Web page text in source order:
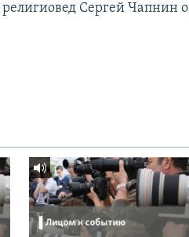
Сергей Чапнин о